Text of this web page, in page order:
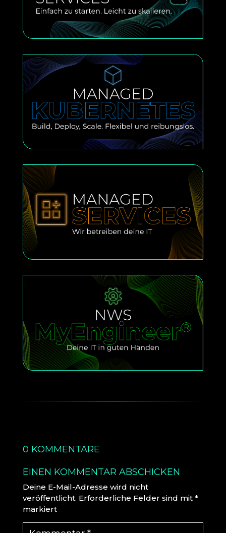
0 KOMMENTARE
EINEN KOMMENTAR ABSCHICKEN
Deine E-Mail-Adresse wird nicht
veröffentlicht. Erforderliche Felder sind mit *
markiert